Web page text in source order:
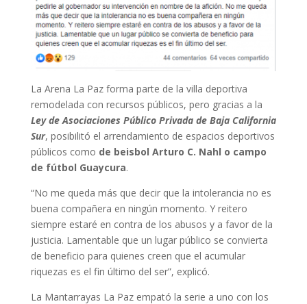
La Arena La Paz forma parte de la villa deportiva
remodelada con recursos públicos, pero gracias a la
Ley de Asociaciones Público Privada de Baja California
Sur, posibilitó el arrendamiento de espacios deportivos
públicos como de beisbol Arturo C. Nahl o campo
de fútbol Guaycura.
“No me queda más que decir que la intolerancia no es
buena compañera en ningún momento. Y reitero
siempre estaré en contra de los abusos y a favor de la
justicia. Lamentable que un lugar público se convierta
de beneficio para quienes creen que el acumular
riquezas es el fin último del ser”, explicó.
La Mantarrayas La Paz empató la serie a uno con los